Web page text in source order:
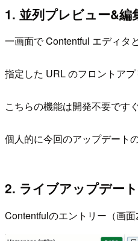
1. 並列プレビュー&
一画面で Contentful エディタ
指定した URL のフロントア
こちらの機能は開発不要です
個人的に今回のアップデート
2. ライブアップデー
Contentfulのエントリー（画面